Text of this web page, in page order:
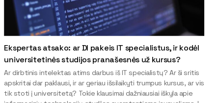
Ekspertas atsako: ar DI pakeis IT specialistus, ir kodėl
universitetinės studijos pranašesnės už kursus?
Ar dirbtinis intelektas atims darbus iš IT specialistų? Ar ši sritis
apskritai dar paklausi, ir ar geriau išsilaikyti trumpus kursus, ar vis
tik stoti į universitetą? Tokie klausimai dažniausiai iškyla apie